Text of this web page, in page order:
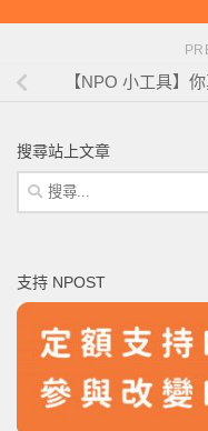
【NPO 小工具】
搜尋站上文章
搜
尋
字:
支持 NPOST